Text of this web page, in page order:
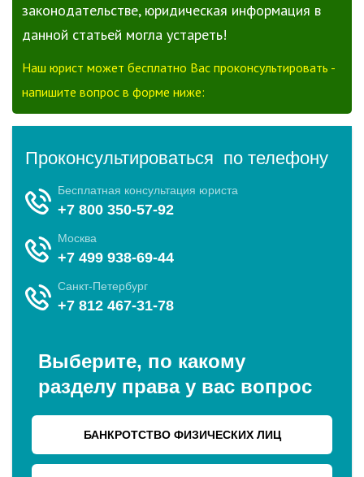
законодательстве, юридическая информация в
данной статьей могла устареть!
Наш юрист может бесплатно Вас проконсультировать -
напишите вопрос в форме ниже: